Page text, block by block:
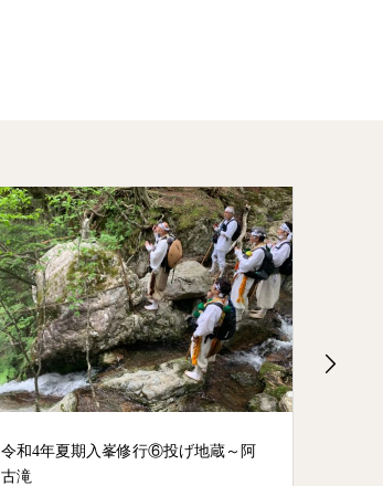
令和4年夏期入峯修行⑥投げ地蔵～阿
古滝